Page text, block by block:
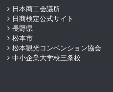
日本商工会議所
日商検定公式サイト
長野県
松本市
松本観光コンベンション協会
中小企業大学校三条校